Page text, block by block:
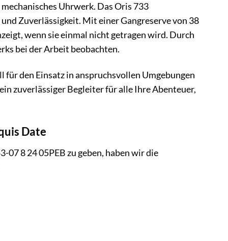
Uhrwerk. Das Oris 733
Zuverlässigkeit. Mit einer Gangreserve von 38
wenn sie einmal nicht getragen wird. Durch
bei der Arbeit beobachten.
für den Einsatz in anspruchsvollen Umgebungen
zuverlässiger Begleiter für alle Ihre Abenteuer,
Date
8 24 05PEB zu geben, haben wir die